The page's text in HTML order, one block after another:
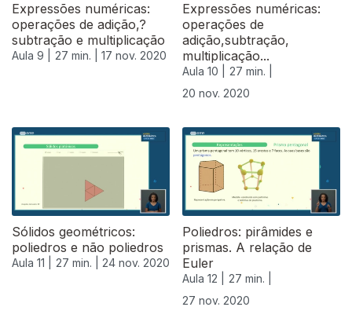
Expressões numéricas:
operações de adição,?
subtração e multiplicação
Aula 9 | 27 min. | 17 nov. 2020
Expressões numéricas:
operações de
adição,subtração,
multiplicação...
Aula 10 |
27 min. |
20 nov. 2020
Sólidos geométricos:
poliedros e não poliedros
Aula 11 | 27 min. | 24 nov. 2020
Poliedros: pirâmides e
prismas. A relação de
Euler
Aula 12 |
27 min. |
27 nov. 2020
508718